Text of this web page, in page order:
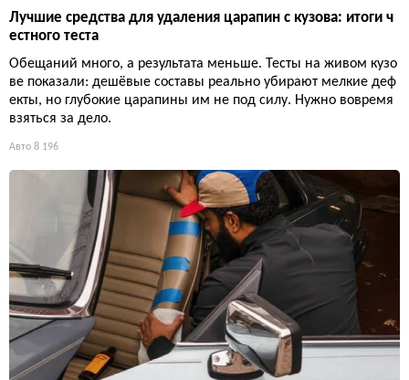
Лучшие средства для удаления царапин с кузова: итоги ч
естного теста
Обещаний много, а результата меньше. Тесты на живом кузо
ве показали: дешёвые составы реально убирают мелкие деф
екты, но глубокие царапины им не под силу. Нужно вовремя
взяться за дело.
Авто 8 196